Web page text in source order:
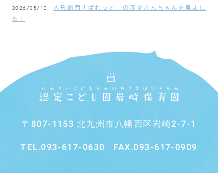
2026/05/10： 人形劇団「ぱれっと」の赤ずきんちゃんを見まし
た！
〒807-1153 北九州市八幡西区岩崎2-7-1
TEL.093-617-0630 FAX.093-617-0909